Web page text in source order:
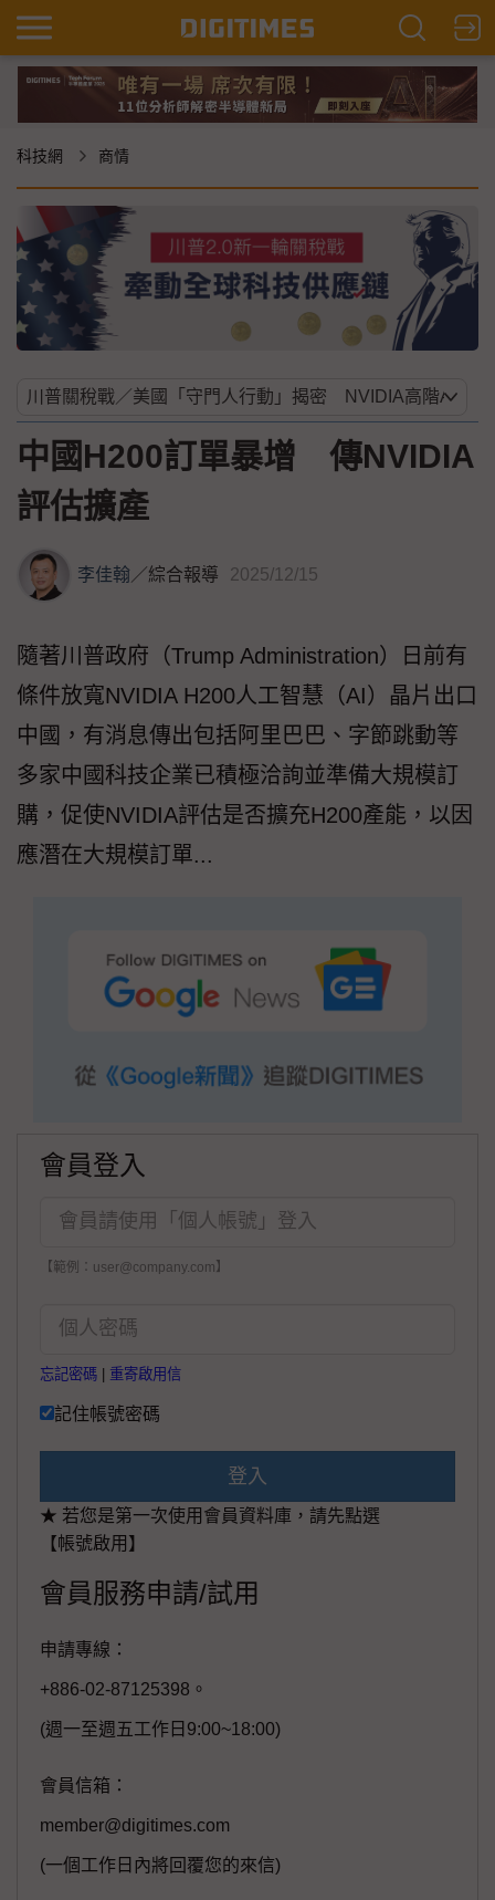
科技網 商情
中國H200訂單暴增 傳NVIDIA
評估擴產
李佳翰／綜合報導 2025/12/15
隨著川普政府（Trump Administration）日前有
條件放寬NVIDIA H200人工智慧（AI）晶片出口
中國，有消息傳出包括阿里巴巴、字節跳動等
多家中國科技企業已積極洽詢並準備大規模訂
購，促使NVIDIA評估是否擴充H200產能，以因
應潛在大規模訂單...
會員登入
【範例：user@company.com】
忘記密碼 重寄啟用信
記住帳號密碼
登入
★ 若您是第一次使用會員資料庫，請先點選
【帳號啟用】
會員服務申請/試用
申請專線：
+886-02-87125398。
(週一至週五工作日9:00~18:00)
會員信箱：
member@digitimes.com
(一個工作日內將回覆您的來信)